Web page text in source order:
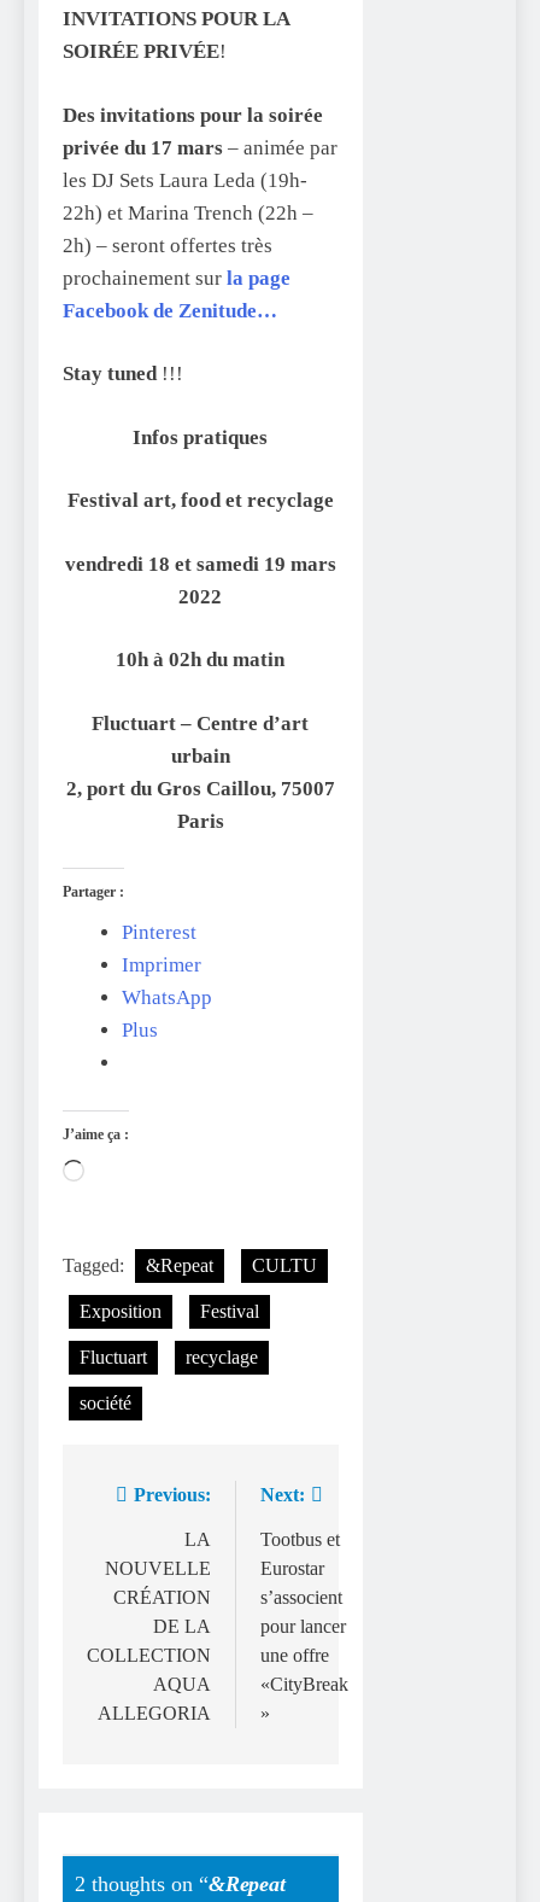
INVITATIONS POUR LA
SOIRÉE PRIVÉE!
Des invitations pour la soirée
privée du 17 mars – animée par
les DJ Sets Laura Leda (19h-
22h) et Marina Trench (22h –
2h) – seront offertes très
prochainement sur la page
Facebook de Zenitude…
Stay tuned!!!
Infos pratiques
Festival art, food et recyclage
vendredi 18 et samedi 19 mars
2022
10h à 02h du matin
Fluctuart – Centre d’art
urbain
2, port du Gros Caillou, 75007
Paris
Partager :
Pinterest
Imprimer
WhatsApp
Plus
J’aime ça :
Chargement…
Tagged: &Repeat CULTU
Exposition Festival
Fluctuart recyclage
société
Navigation
l’article
Previous:
LA
NOUVELLE
CRÉATION
DE LA
COLLECTION
AQUA
ALLEGORIA
Next:
Tootbus et
Eurostar
s’associent
pour lancer
une offre
«CityBreak
»
2 thoughts on “&Repeat